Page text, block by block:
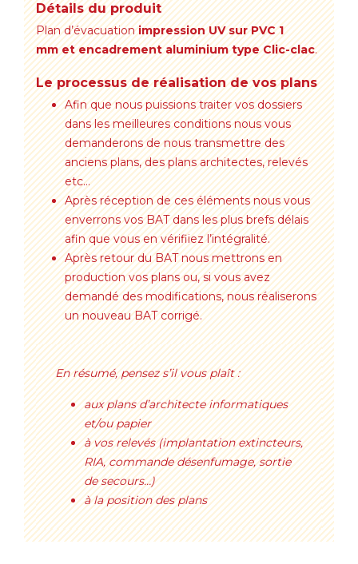
Détails du produit
Plan d’évacuationimpression UV sur PVC 1
mm et encadrement aluminium type Clic-clac.
Le processus de réalisation de vos plans
Afin que nous puissions traiter vos dossiers
dans les meilleures conditions nous vous
demanderons de nous transmettre des
anciens plans, des plans architectes, relevés
etc…
Après réception de ces éléments nous vous
enverrons vos BAT dans les plus brefs délais
afin que vous en vérifiiez l’intégralité.
Après retour du BAT nous mettrons en
production vos plans ou, si vous avez
demandé des modifications, nous réaliserons
un nouveau BAT corrigé.
En résumé, pensez s’il vous plaît :
aux plans d’architecte informatiques
et/ou papier
à vos relevés (implantation extincteurs,
RIA, commande désenfumage, sortie
de secours…)
à la position des plans